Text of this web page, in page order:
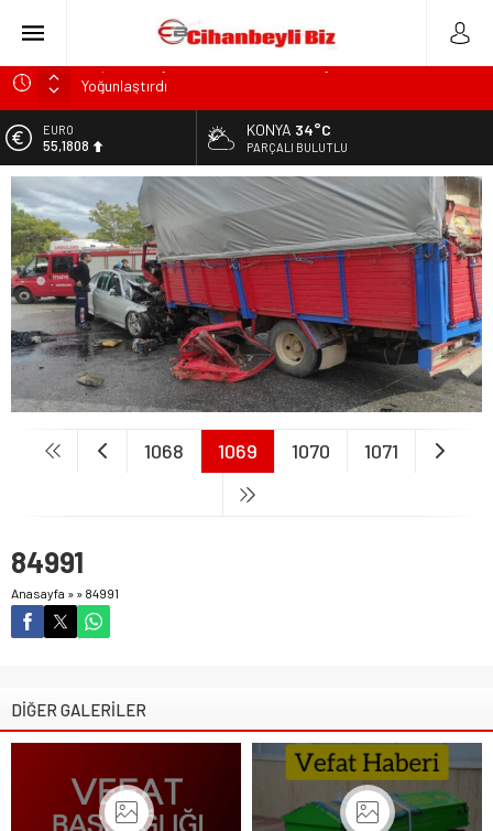
Başkan Adayı Kemal Tekin Sahada Ziyaretlerini
Yoğunlaştırdı
Konya’da araçta oksijen tüpünün patlaması sonucu hayatını
kaybeden biri bebek 2 kişi ile yaralanan 2 kişinin kimlikleri
belli oldu!
KULU’DA HAFİF TİCARİ ARAÇ TAKLA ATTI: 2’Sİ ÇOCUK, 3
YARALI
Trafik Kazasinda Yaralanmıştı, Tedavi gördüğü Hastanede
Hayatını Kaybetti
EURO
55,1808
ALTIN
6.662,82
BİST
13.779,39
DOLAR
47,6961
KONYA 34°C
PARÇALI BULUTLU
1068 1069 1070 1071
84991
Anasayfa » » 84991
DİĞER GALERİLER